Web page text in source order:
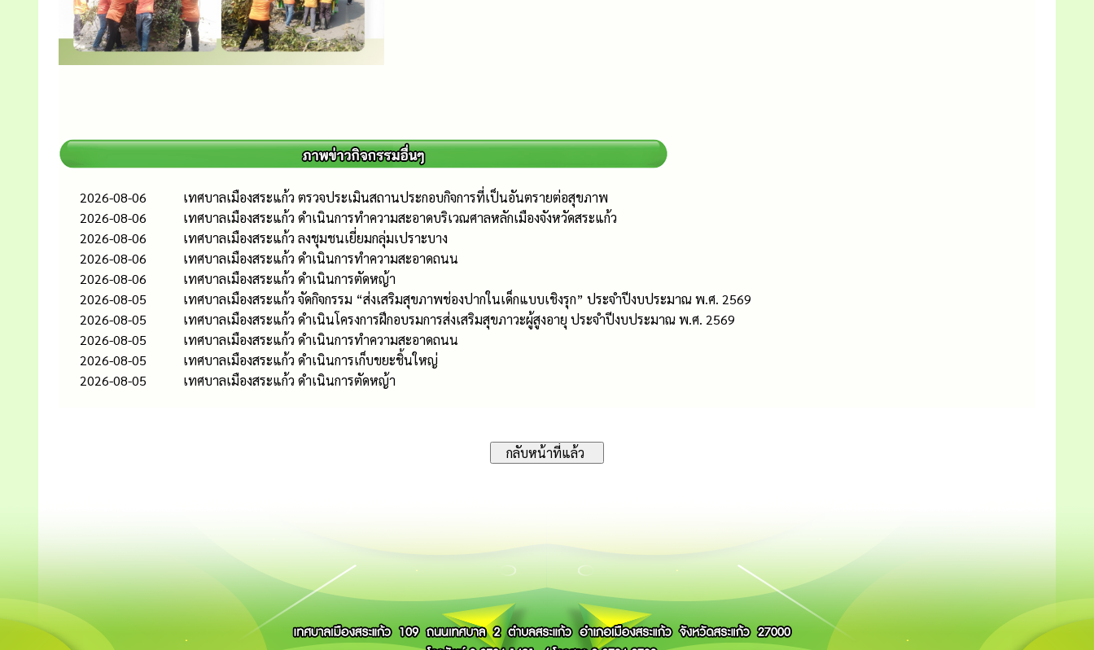
2026-08-06
เทศบาลเมืองสระแก้ว ตรวจประเมินสถานประกอบกิจการที่เป็นอันตรายต่อสุขภาพ
2026-08-06
เทศบาลเมืองสระแก้ว ดำเนินการทำความสะอาดบริเวณศาลหลักเมืองจังหวัดสระแก้ว
2026-08-06
เทศบาลเมืองสระแก้ว ลงชุมชนเยี่ยมกลุ่มเปราะบาง
2026-08-06
เทศบาลเมืองสระแก้ว ดำเนินการทำความสะอาดถนน
2026-08-06
เทศบาลเมืองสระแก้ว ดำเนินการตัดหญ้า
2026-08-05
เทศบาลเมืองสระแก้ว จัดกิจกรรม “ส่งเสริมสุขภาพช่องปากในเด็กแบบเชิงรุก” ประจำปีงบประมาณ พ.ศ. 2569
2026-08-05
เทศบาลเมืองสระแก้ว ดำเนินโครงการฝึกอบรมการส่งเสริมสุขภาวะผู้สูงอายุ ประจำปีงบประมาณ พ.ศ. 2569
2026-08-05
เทศบาลเมืองสระแก้ว ดำเนินการทำความสะอาดถนน
2026-08-05
เทศบาลเมืองสระแก้ว ดำเนินการเก็บขยะชิ้นใหญ่
2026-08-05
เทศบาลเมืองสระแก้ว ดำเนินการตัดหญ้า